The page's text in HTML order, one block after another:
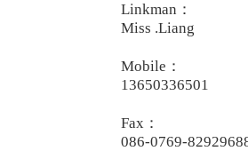
Linkman：
Miss .Liang
Mobile：
13650336501
Fax：
086-0769-